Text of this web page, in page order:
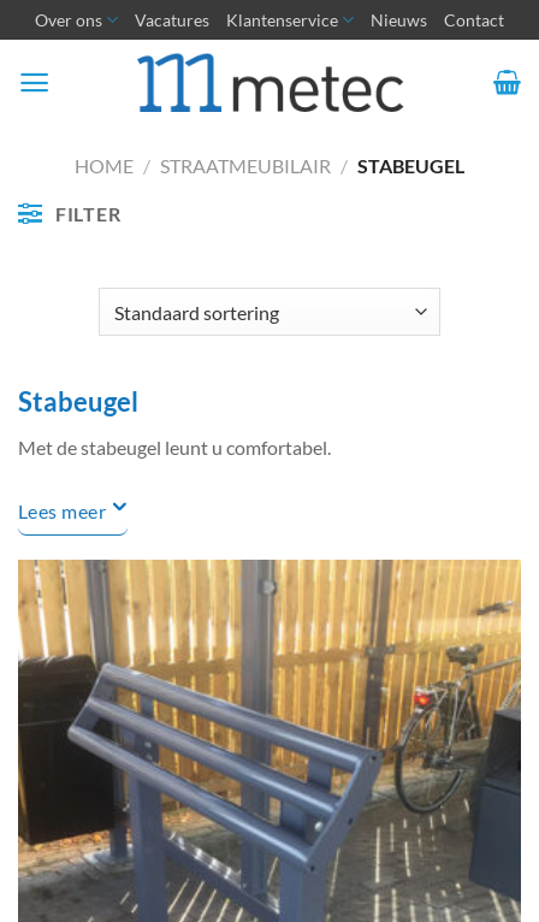
naar
inhoud
Over ons Vacatures Klantenservice Nieuws Contact
HOME / STRAATMEUBILAIR / STABEUGEL
FILTER
Stabeugel
Met de stabeugel leunt u comfortabel.
Lees meer